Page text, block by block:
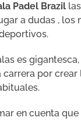
Padel Brazil
a dudas , los
es
por
en cuenta